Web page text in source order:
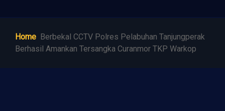
Home Berbekal CCTV Polres Pelabuhan Tanjungperak
Berhasil Amankan Tersangka Curanmor TKP Warkop